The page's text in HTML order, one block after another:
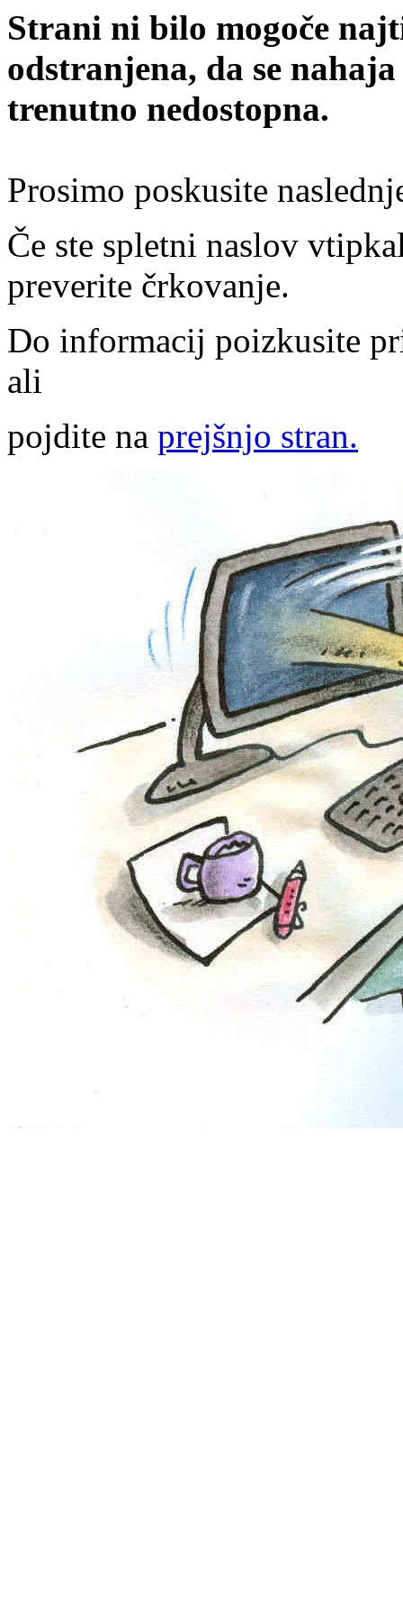
Strani ni bilo mogoče
odstranjena, da se
trenutno nedostopna.
Prosimo poskusite
Če ste spletni naslov
preverite črkovanje.
Do informacij poizkusite
ali
pojdite na prejšnjo stran.